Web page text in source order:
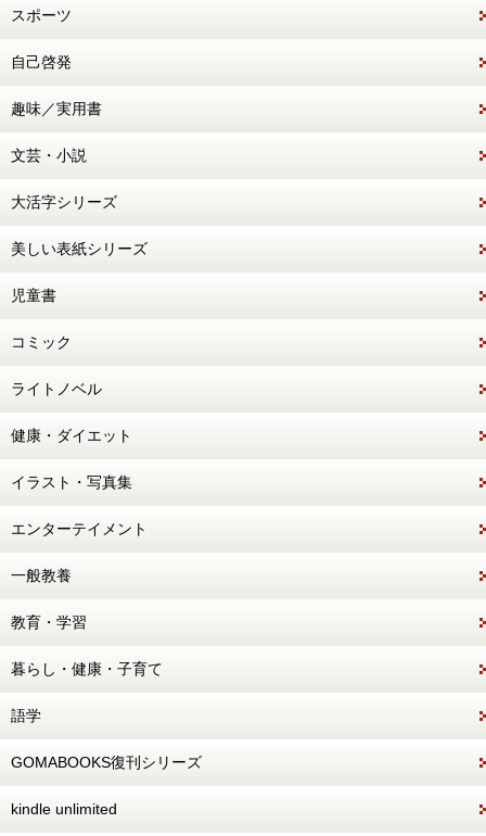
スポーツ
自己啓発
趣味／実用書
文芸・小説
大活字シリーズ
美しい表紙シリーズ
児童書
コミック
ライトノベル
健康・ダイエット
イラスト・写真集
エンターテイメント
一般教養
教育・学習
暮らし・健康・子育て
語学
GOMABOOKS復刊シリーズ
kindle unlimited